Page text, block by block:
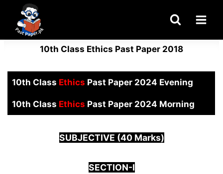
content
10th Class Ethics Past Paper 2018
10th Class Ethics Past Paper 2024 Evening
10th Class Ethics Past Paper 2024 Morning
SUBJECTIVE (40 Marks)
SECTION-I